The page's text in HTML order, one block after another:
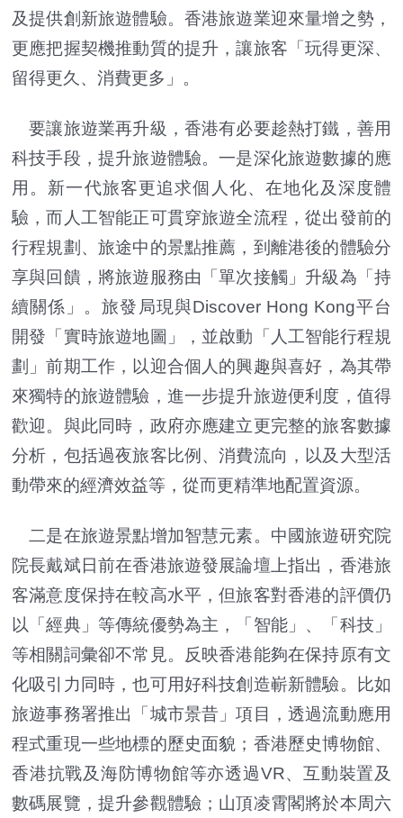
及提供創新旅遊體驗。香港旅遊業迎來量增之勢，
更應把握契機推動質的提升，讓旅客「玩得更深、
留得更久、消費更多」。
要讓旅遊業再升級，香港有必要趁熱打鐵，善用
科技手段，提升旅遊體驗。一是深化旅遊數據的應
用。新一代旅客更追求個人化、在地化及深度體
驗，而人工智能正可貫穿旅遊全流程，從出發前的
行程規劃、旅途中的景點推薦，到離港後的體驗分
享與回饋，將旅遊服務由「單次接觸」升級為「持
續關係」。旅發局現與Discover Hong Kong平台
開發「實時旅遊地圖」，並啟動「人工智能行程規
劃」前期工作，以迎合個人的興趣與喜好，為其帶
來獨特的旅遊體驗，進一步提升旅遊便利度，值得
歡迎。與此同時，政府亦應建立更完整的旅客數據
分析，包括過夜旅客比例、消費流向，以及大型活
動帶來的經濟效益等，從而更精準地配置資源。
二是在旅遊景點增加智慧元素。中國旅遊研究院
院長戴斌日前在香港旅遊發展論壇上指出，香港旅
客滿意度保持在較高水平，但旅客對香港的評價仍
以「經典」等傳統優勢為主，「智能」、「科技」
等相關詞彙卻不常見。反映香港能夠在保持原有文
化吸引力同時，也可用好科技創造嶄新體驗。比如
旅遊事務署推出「城市景昔」項目，透過流動應用
程式重現一些地標的歷史面貌；香港歷史博物館、
香港抗戰及海防博物館等亦透過VR、互動裝置及
數碼展覽，提升參觀體驗；山頂凌霄閣將於本周六